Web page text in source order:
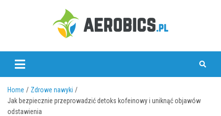
aerobics.pl
Home
Zdrowe nawyki
Jak bezpiecznie przeprowadzić detoks kofeinowy i uniknąć objawów
odstawienia